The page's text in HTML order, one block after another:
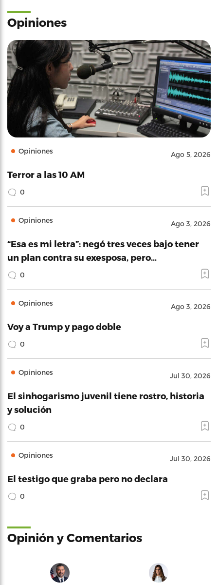
Opiniones
Opiniones Ago 5, 2026
Terror a las 10 AM
0
Opiniones Ago 3, 2026
“Esa es mi letra”: negó tres veces bajo tener
un plan contra su exesposa, pero…
0
Opiniones Ago 3, 2026
Voy a Trump y pago doble
0
Opiniones Jul 30, 2026
El sinhogarismo juvenil tiene rostro, historia
y solución
0
Opiniones Jul 30, 2026
El testigo que graba pero no declara
0
Opinión y Comentarios